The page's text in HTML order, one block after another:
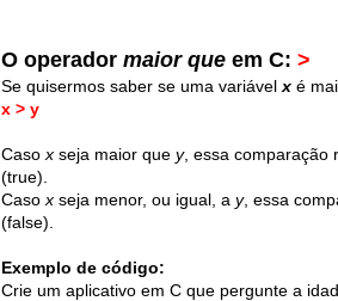
O operador maior que em C: >
Se quisermos saber se uma variável x é
x > y
Caso x seja maior que y, essa comparação
(true).
Caso x seja menor, ou igual, a y, essa
(false).
Exemplo de código:
Crie um aplicativo em C que pergunte a